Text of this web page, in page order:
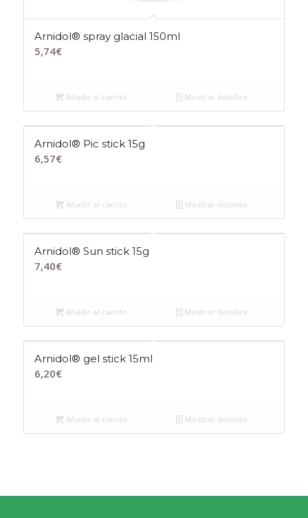
Arnidol® spray glacial 150ml
5,74€
Añadir al carrito Mostrar detalles
Arnidol® Pic stick 15g
6,57€
Añadir al carrito Mostrar detalles
Arnidol® Sun stick 15g
7,40€
Añadir al carrito Mostrar detalles
Arnidol® gel stick 15ml
6,20€
Añadir al carrito Mostrar detalles